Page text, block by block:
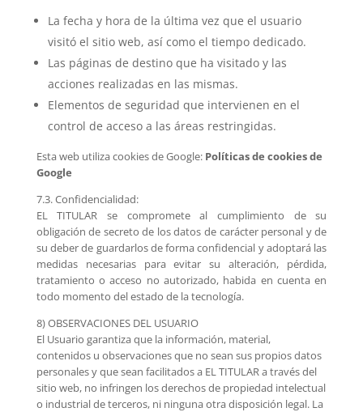
La fecha y hora de la última vez que el usuario
visitó el sitio web, así como el tiempo dedicado.
Las páginas de destino que ha visitado y las
acciones realizadas en las mismas.
Elementos de seguridad que intervienen en el
control de acceso a las áreas restringidas.
Esta web utiliza cookies de Google: Políticas de cookies de
Google
7.3. Confidencialidad:
EL TITULAR se compromete al cumplimiento de su
obligación de secreto de los datos de carácter personal y de
su deber de guardarlos de forma confidencial y adoptará las
medidas necesarias para evitar su alteración, pérdida,
tratamiento o acceso no autorizado, habida en cuenta en
todo momento del estado de la tecnología.
8) OBSERVACIONES DEL USUARIO
El Usuario garantiza que la información, material,
contenidos u observaciones que no sean sus propios datos
personales y que sean facilitados a EL TITULAR a través del
sitio web, no infringen los derechos de propiedad intelectual
o industrial de terceros, ni ninguna otra disposición legal. La